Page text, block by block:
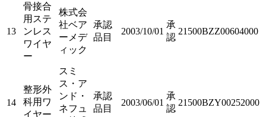
13
骨接合
用ステ
ンレス
ワイヤ
ー
株式会
社ベア
ーメデ
ィック
承認
品目
2003/10/01
承
認
21500BZZ00604000
14
整形外
科用ワ
イヤー
スミ
ス・ア
ンド・
ネフュ
承認
品目
2003/06/01
承
認
21500BZY00252000